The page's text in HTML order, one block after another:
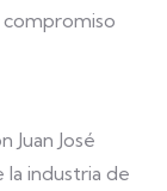
Juan José
industria de